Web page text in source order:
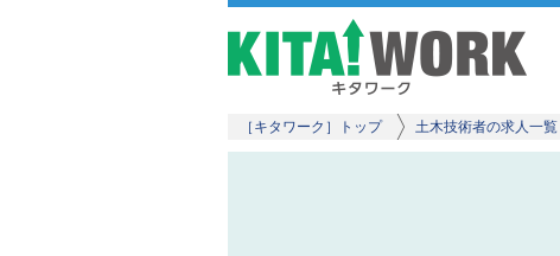
［キタワーク］トップ 土木技術者の求人一覧